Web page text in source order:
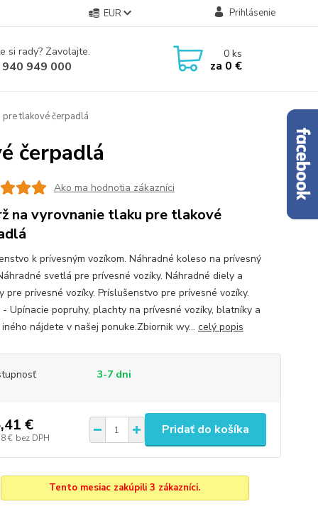
EUR Prihlásenie
si rady? Zavolajte.
949 000
0ks
za 0 €
tlakové čerpadlá
čerpadlá
Ako ma hodnotia zákazníci
na vyrovnanie tlaku pre tlakové
k prívesným vozíkom. Náhradné koleso na prívesný
svetlá pre prívesné vozíky. Náhradné diely a
pre prívesné vozíky. Príslušenstvo pre prívesné vozíky.
Upínacie popruhy, plachty na prívesné vozíky, blatníky a
nájdete v našej ponuke.Zbiornik wy... celý popis
3-7 dni
€
€ bez DPH
Pridať do košíka
Tento mesiac zakúpili 3 zákazníci.